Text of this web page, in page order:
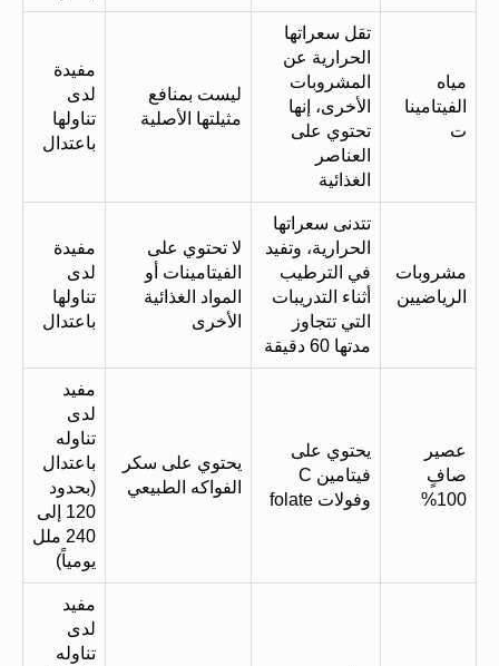
مياه
الفيتامينا
ت
تقل سعراتها
الحرارية عن
المشروبات
الأخرى، إنها
تحتوي على
العناصر
الغذائية
ليست بمنافع
مثيلتها الأصلية
مفيدة
لدى
تناولها
باعتدال
مشروبات
الرياضيين
تتدنى سعراتها
الحرارية، وتفيد
في الترطيب
أثناء التدريبات
التي تتجاوز
مدتها 60 دقيقة
لا تحتوي على
الفيتامينات أو
المواد الغذائية
الأخرى
مفيدة
لدى
تناولها
باعتدال
عصير
صافٍ
100%
يحتوي على
فيتامين C
وفولات folate
يحتوي على سكر
الفواكه الطبيعي
مفيد
لدى
تناوله
باعتدال
(بحدود
120 إلى
240 ملل
يومياً)
مفيد
لدى
تناوله